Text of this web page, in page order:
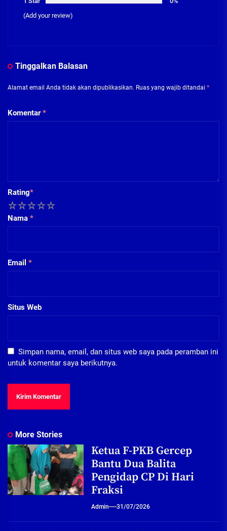
(Add your review)
Tinggalkan Balasan
Alamat email Anda tidak akan dipublikasikan. Ruas yang wajib ditandai *
Komentar*
Rating*
5
4
3
2
Nama *
Email *
Situs Web
Simpan nama, email, dan situs web saya pada peramban ini
untuk komentar saya berikutnya.
More Stories
Ketua F-PKB Gercep
Bantu Dua Balita
Pengidap CP Di Hari
Fraksi
Admin 31/07/2026